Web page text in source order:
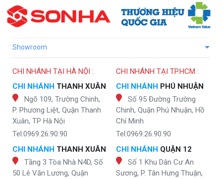
Showroom
CHI NHÁNH TẠI HÀ NỘI :
CHI NHÁNH THANH XUÂN
Ngõ 109, Trường Chinh,
P. Phương Liệt, Quận Thanh
Xuân, TP Hà Nội
Tel:0969.26.90.90
CHI NHÁNH THANH XUÂN
Tầng 3 Tòa Nhà N4D, Số
50 Lê Văn Lương, Quận
CHI NHÁNH TẠI TP.HCM :
CHI NHÁNH PHÚ NHUẬN
Số 95 Đường Trường
Chinh, Quận Phú Nhuận, Hồ
Chí Minh
Tel:0969.26.90.90
CHI NHÁNH QUẬN 12
Số 1 Khu Dân Cư An
Sương, P. Tân Hưng Thuận,